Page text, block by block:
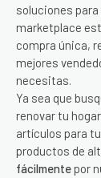
soluciones para
marketplace
compra única,
mejores
necesitas.
Ya sea que
renovar tu
artículos para
productos de
fácilmente por